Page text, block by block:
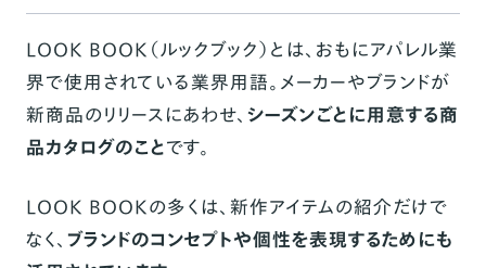
LOOK BOOK（ルックブック）とは、おもにアパレル業
界で使用されている業界用語。メーカーやブランドが
新商品のリリースにあわせ、 シーズンごとに用意する商
品カタログのことです。
LOOK BOOKの多くは、新作アイテムの紹介だけで
なく、 ブランドのコンセプトや個性を表現するためにも